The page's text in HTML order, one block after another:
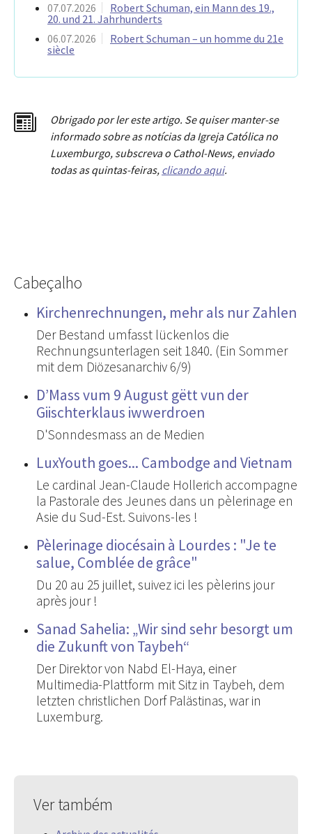
07.07.2026
Robert Schuman, ein Mann des 19.,
20. und 21. Jahrhunderts
06.07.2026
Robert Schuman – un homme du 21e
siècle
Obrigado por ler este artigo. Se quiser manter-se
informado sobre as notícias da Igreja Católica no
Luxemburgo, subscreva o Cathol-News, enviado
todas as quintas-feiras, clicando aqui.
Cabeçalho
Kirchenrechnungen, mehr als nur Zahlen
Der Bestand umfasst lückenlos die
Rechnungsunterlagen seit 1840. (Ein Sommer
mit dem Diözesanarchiv 6/9)
D’Mass vum 9 August gëtt vun der
Giischterklaus iwwerdroen
D'Sonndesmass an de Medien
LuxYouth goes... Cambodge and Vietnam
Le cardinal Jean-Claude Hollerich accompagne
la Pastorale des Jeunes dans un pèlerinage en
Asie du Sud-Est. Suivons-les !
Pèlerinage diocésain à Lourdes : "Je te
salue, Comblée de grâce"
Du 20 au 25 juillet, suivez ici les pèlerins jour
après jour !
Sanad Sahelia: „Wir sind sehr besorgt um
die Zukunft von Taybeh“
Der Direktor von Nabd El-Haya, einer
Multimedia-Plattform mit Sitz in Taybeh, dem
letzten christlichen Dorf Palästinas, war in
Luxemburg.
Ver também